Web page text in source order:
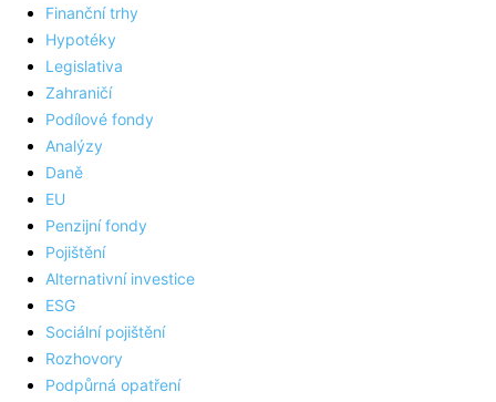
Finanční trhy
Hypotéky
Legislativa
Zahraničí
Podílové fondy
Analýzy
Daně
EU
Penzijní fondy
Pojištění
Alternativní investice
ESG
Sociální pojištění
Rozhovory
Podpůrná opatření